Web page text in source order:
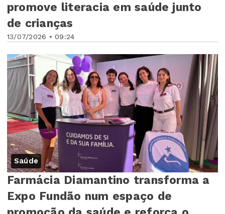
13/07/2026 • 09:24
promove literacia em saúde junto
de crianças
Saúde
Farmácia Diamantino transforma a
Expo Fundão num espaço de